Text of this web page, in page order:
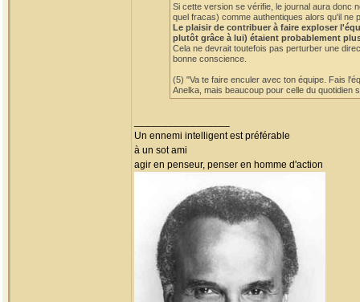
Si cette version se vérifie, le journal aura donc
quel fracas) comme authentiques alors qu'il ne
Le plaisir de contribuer à faire exploser
plutôt grâce à lui) étaient probablement
Cela ne devrait toutefois pas perturber une
bonne conscience.
(5) "Va te faire enculer avec ton équipe. Fais
Anelka, mais beaucoup pour celle du quotidien
Un ennemi intelligent est préférable
à un sot ami
agir en penseur, penser en homme d'action